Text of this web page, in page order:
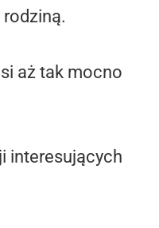
aż tak mocno
interesujących